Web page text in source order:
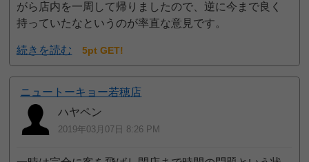
がら店内を一周して帰りましたので、逆に今まで良く
持っていたなというのが率直な意見です。
続きを読む 5pt GET!
ニュートーキョー若穂店
ハヤペン
2019年03月07日 8:26 PM